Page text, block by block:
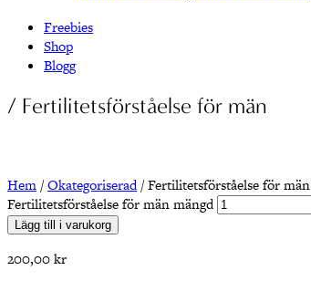
Freebies
Shop
Blogg
/ Fertilitetsförståelse för män
Hem /Okategoriserad/ Fertilitetsförståelse för män
Fertilitetsförståelse för män mängd
Lägg till i varukorg
200,00kr